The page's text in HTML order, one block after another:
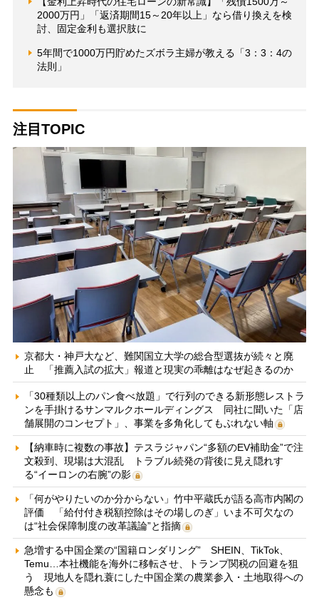
2000万円」「返済期間15～20年以上」なら借り換えを検
討、固定金利も選択肢に
5年間で1000万円貯めたズボラ主婦が教える「3：3：4の
法則」
注目TOPIC
京都大・神戸大など、難関国立大学の総合型選抜が続々と廃
止 「推薦入試の拡大」報道と現実の乖離はなぜ起きるのか
「30種類以上のパン食べ放題」で行列のできる新形態レストラ
ンを手掛けるサンマルクホールディングス 同社に聞いた「店
舗展開のコンセプト」、事業を多角化してもぶれない軸
【納車時に複数の事故】テスラジャパン“多額のEV補助金”で注
文殺到、現場は大混乱 トラブル続発の背後に見え隠れす
る“イーロンの右腕”の影
「何がやりたいのか分からない」竹中平蔵氏が語る高市内閣の
評価 「給付付き税額控除はその場しのぎ」いま不可欠なの
は“社会保障制度の改革議論”と指摘
急増する中国企業の“国籍ロンダリング” SHEIN、TikTok、
Temu…本社機能を海外に移転させ、トランプ関税の回避を狙
う 現地人を隠れ蓑にした中国企業の農業参入・土地取得への
懸念も